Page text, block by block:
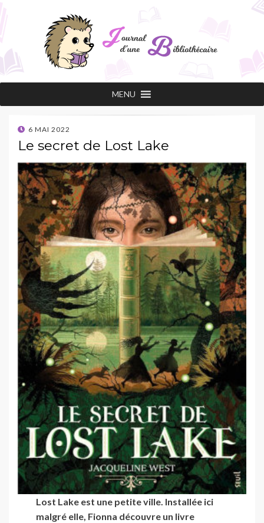
Journal d'une
bibliothécaire
Les conseils de lecture d'une professionnelle
passionnée !
MENU
POSTED
ON
6 MAI 2022
Le secret de Lost Lake
Lost Lake est une petite ville. Installée ici
malgré elle, Fionna découvre un livre